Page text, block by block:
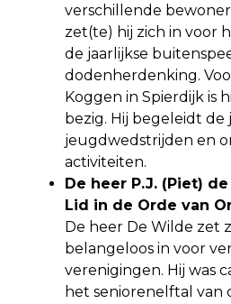
verschillende
zet(te) hij zich in voor
de jaarlijkse
dodenherdenking.
Koggen in Spierdijk is
bezig. Hij begeleidt de
jeugdwedstrijden en
activiteiten.
De heer P.J. (Piet)
Lid in de Orde van
De heer De Wilde zet
belangeloos in voor
verenigingen. Hij was
het seniorenelftal van